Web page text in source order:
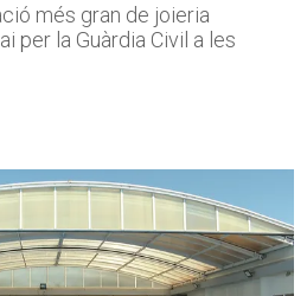
més gran de joieria
per la Guàrdia Civil a les